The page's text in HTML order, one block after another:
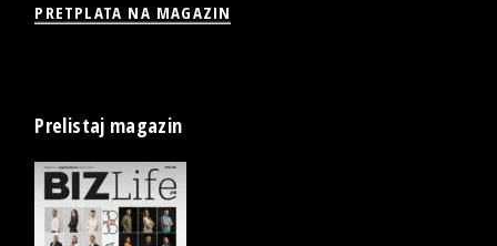
PRETPLATA NA MAGAZIN
Prelistaj magazin